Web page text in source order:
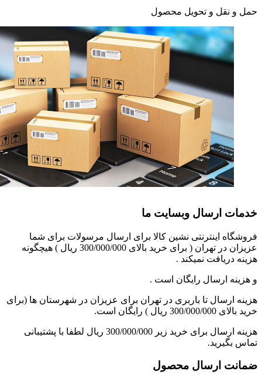
حمل و نقل و تحویل محصول
خدمات ارسال وبسایت ما
فروشگاه اینترنتی نشین کالا برای ارسال مرسولات برای شما
عزیزان در تهران ( برای خرید بالای 300/000/000 ریال ) هیچگونه
هزینه دریافت نمیکند .
و هزینه ارسال رایگان است .
هزینه ارسال تا باربری در تهران برای عزیزان در شهرستان ها (برای
خرید بالای 300/000/000 ریال ) رایگان است.
هزینه ارسال برای خرید زیر 300/000/000 ریال لطفا با پشتیبانی
تماس بگیرید.
ضمانت ارسال محصول